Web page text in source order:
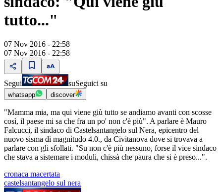
tutto..."
07 Nov 2016 - 22:58
07 Nov 2016 - 22:58
Segui suSeguici su
whatsapp discover
"Mamma mia, ma qui viene giù tutto se andiamo avanti con scosse
così, il paese mi sa che fra un po' non c'è più". A parlare è Mauro
Falcucci, il sindaco di Castelsantangelo sul Nera, epicentro del
nuovo sisma di magnitudo 4.0., da Civitanova dove si trovava a
parlare con gli sfollati. "Su non c'è più nessuno, forse il vice sindaco
che stava a sistemare i moduli, chissà che paura che si è preso...".
cronaca macertata
castelsantangelo sul nera